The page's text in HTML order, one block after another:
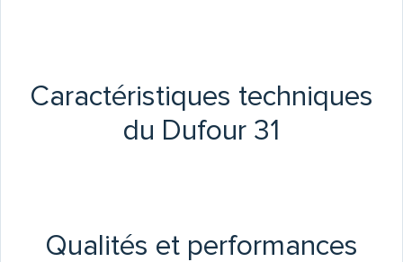
Caractéristiques techniques
du Dufour 31
Qualités et performances